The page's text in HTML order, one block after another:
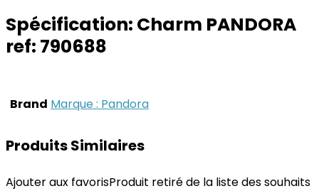
Spécification: Charm PANDORA
ref: 790688
Brand Marque : Pandora
Produits Similaires
Ajouter aux favorisProduit retiré de la liste des souhaits